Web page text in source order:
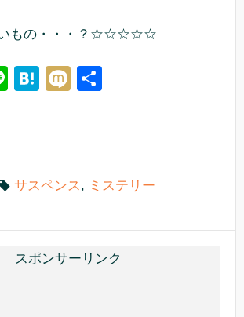
いもの・・・？☆☆☆☆☆
Li
H
a
M
サスペンス, ミステリー
スポンサーリンク